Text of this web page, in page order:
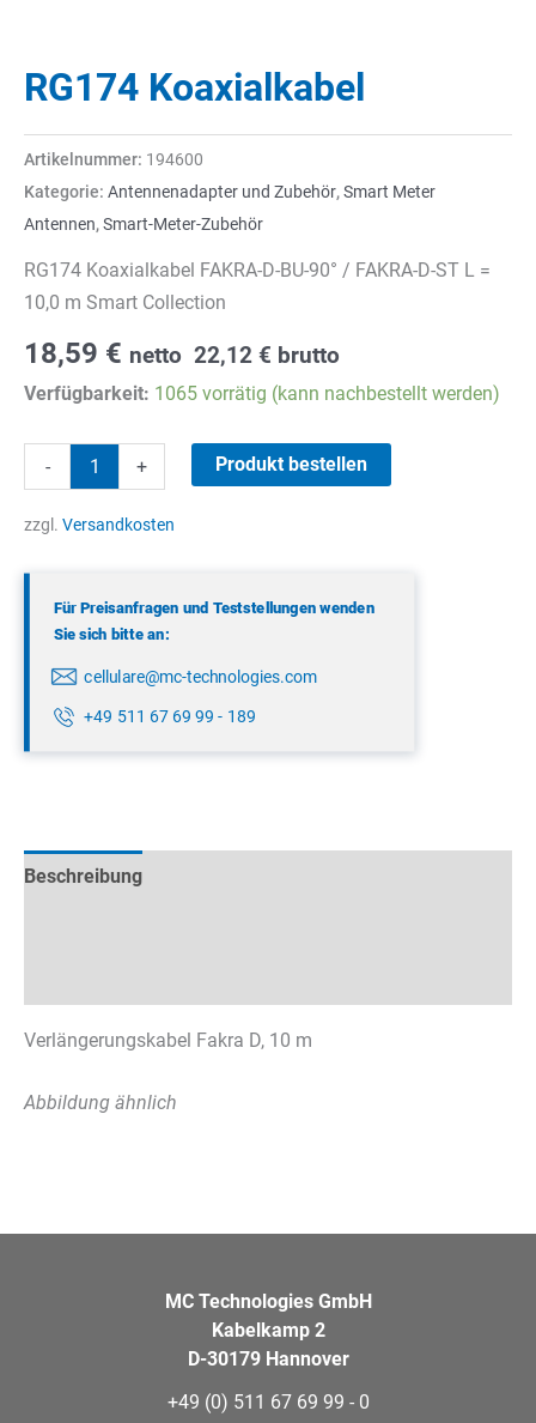
RG174 Koaxialkabel
Artikelnummer: 194600
Kategorie: Antennenadapter und Zubehör,Smart Meter
Antennen,Smart-Meter-Zubehör
RG174 Koaxialkabel FAKRA-D-BU-90° / FAKRA-D-ST L =
10,0 m Smart Collection
18,59 € netto 22,12 € brutto
Verfügbarkeit: 1065 vorrätig (kann nachbestellt werden)
-
Koaxialkabel
Menge
+ Produkt bestellen
zzgl. Versandkosten
Für Preisanfragen und Teststellungen wenden
Sie sich bitte an:
cellulare@mc-technologies.com
+49 511 67 69 99 - 189
Beschreibung
Verlängerungskabel Fakra D, 10 m
Abbildung ähnlich
MC Technologies GmbH
Kabelkamp 2
D-30179 Hannover
+49 (0) 511 67 69 99 - 0